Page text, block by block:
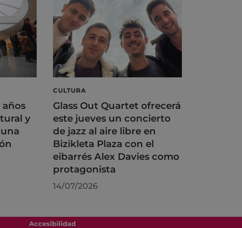
años
y
CULTURA
Glass Out Quartet ofrecerá
este jueves un concierto
de jazz al aire libre en
Bizikleta Plaza con el
eibarrés Alex Davies como
protagonista
14/07/2026
Accesibilidad